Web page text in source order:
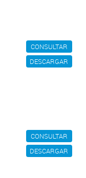
CONSULTAR
DESCARGAR
CONSULTAR
DESCARGAR